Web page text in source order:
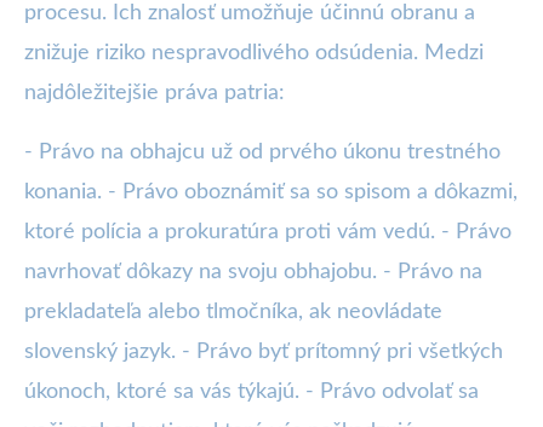
procesu. Ich znalosť umožňuje účinnú obranu a
znižuje riziko nespravodlivého odsúdenia. Medzi
najdôležitejšie práva patria:
- Právo na obhajcu už od prvého úkonu trestného
konania. - Právo oboznámiť sa so spisom a dôkazmi,
ktoré polícia a prokuratúra proti vám vedú. - Právo
navrhovať dôkazy na svoju obhajobu. - Právo na
prekladateľa alebo tlmočníka, ak neovládate
slovenský jazyk. - Právo byť prítomný pri všetkých
úkonoch, ktoré sa vás týkajú. - Právo odvolať sa